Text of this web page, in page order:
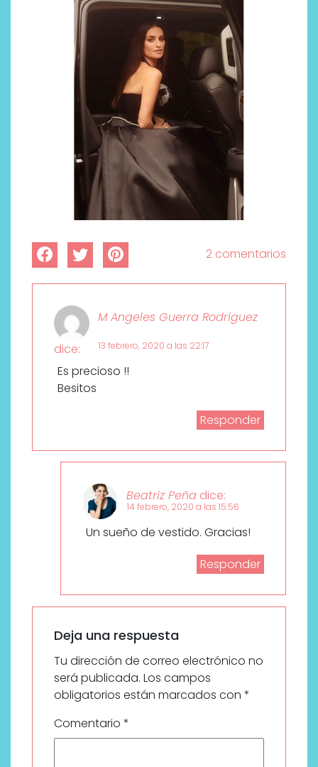
2 comentarios
M Angeles Guerra Rodriguez
dice:
13 febrero, 2020 a las 22:17
Es precioso !!
Besitos
Responder
Beatriz Peña dice:
14 febrero, 2020 a las 15:56
Un sueño de vestido. Gracias!
Responder
Deja una respuesta
Tu dirección de correo electrónico no
será publicada. Los campos
obligatorios están marcados con *
Comentario *